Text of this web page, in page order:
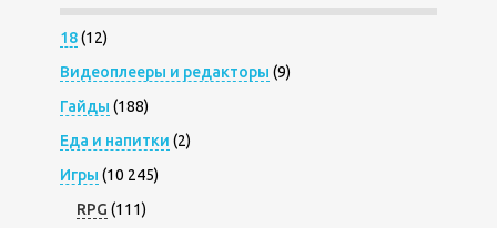
18(12)
Видеоплееры и редакторы (9)
Гайды (188)
Еда и напитки (2)
Игры (10 245)
RPG (111)